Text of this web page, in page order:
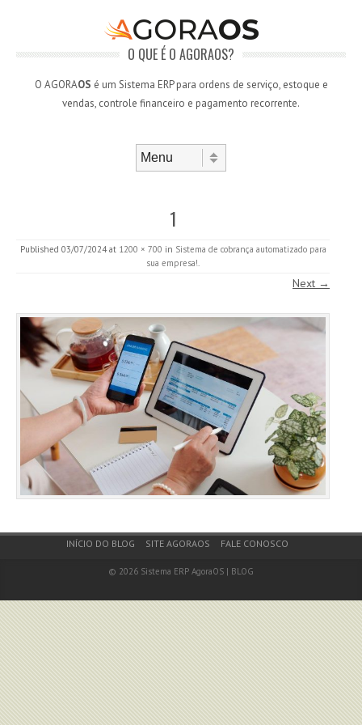
O QUE É O AGORAOS?
O AGORAOS é um Sistema ERP para ordens de serviço, estoque e
vendas, controle financeiro e pagamento recorrente.
1
Published 03/07/2024at 1200 × 700 in Sistema de cobrança automatizado para
sua empresa!.
Next →
INÍCIO DO BLOG SITE AGORAOS FALE CONOSCO
© 2026 Sistema ERP AgoraOS | BLOG